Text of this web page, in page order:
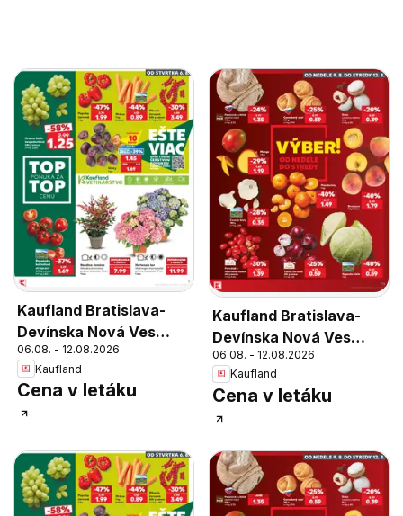
Kaufland Bratislava-
Devínska Nová Ves
leták
06.08. - 12.08.2026
Kaufland
Cena v letáku
Kaufland Bratislava-
Devínska Nová Ves
leták
06.08. - 12.08.2026
Kaufland
Cena v letáku